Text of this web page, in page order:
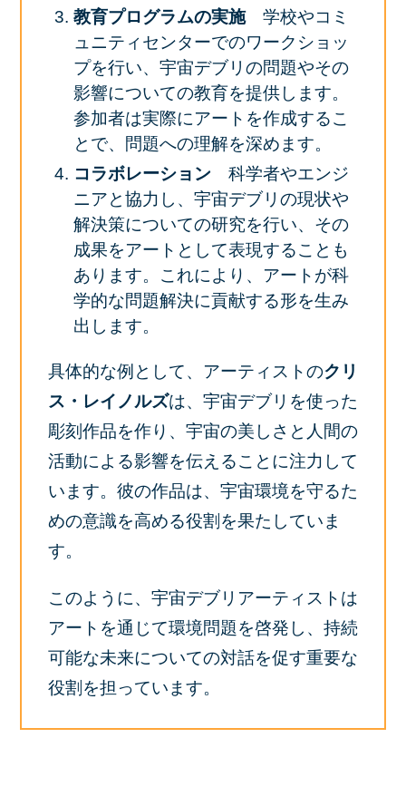
教育プログラムの実施 学校やコミ
ュニティセンターでのワークショッ
プを行い、宇宙デブリの問題やその
影響についての教育を提供します。
参加者は実際にアートを作成するこ
とで、問題への理解を深めます。
コラボレーション 科学者やエンジ
ニアと協力し、宇宙デブリの現状や
解決策についての研究を行い、その
成果をアートとして表現することも
あります。これにより、アートが科
学的な問題解決に貢献する形を生み
出します。
具体的な例として、アーティストのクリ
ス・レイノルズは、宇宙デブリを使った
彫刻作品を作り、宇宙の美しさと人間の
活動による影響を伝えることに注力して
います。彼の作品は、宇宙環境を守るた
めの意識を高める役割を果たしていま
す。
このように、宇宙デブリアーティストは
アートを通じて環境問題を啓発し、持続
可能な未来についての対話を促す重要な
役割を担っています。